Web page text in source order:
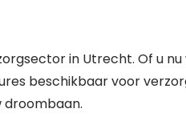
in Utrecht. Of u
beschikbaar voor
droombaan.